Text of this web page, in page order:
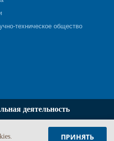
техническое общество
деятельность
ПРИНЯТЬ